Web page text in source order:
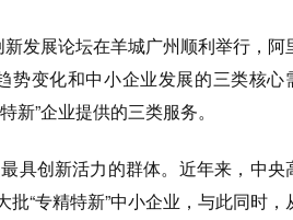
展论坛在羊城广州顺利举行，阿
势变化和中小企业发展的三类核心
”企业提供的三类服务。
创新活力的群体。近年来，中央
“专精特新”中小企业，与此同时，